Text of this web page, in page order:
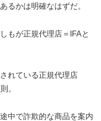
るかは明確なはずだ。
もが正規代理店＝IFAと
れている正規代理店
。
中で詐欺的な商品を案内